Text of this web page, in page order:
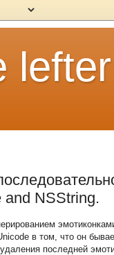
and NSString.
в том, что он
последней